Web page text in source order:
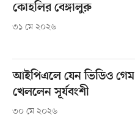
কোহলির বেঙ্গালুরু
৩১ মে ২০২৬
আইপিএলে যেন ভিডিও গেম
খেললেন সূর্যবংশী
৩০ মে ২০২৬